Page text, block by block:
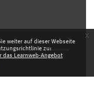
weiter auf dieser Webseite
zu:
das Learnweb-Angebot
x